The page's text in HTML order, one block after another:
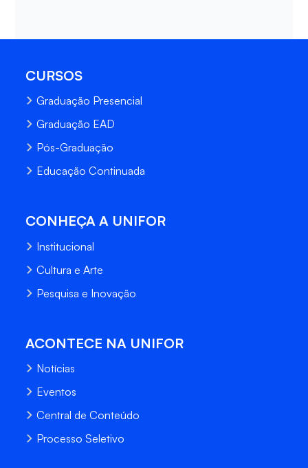
CURSOS
Graduação Presencial
Graduação EAD
Pós-Graduação
Educação Continuada
CONHEÇA A UNIFOR
Institucional
Cultura e Arte
Pesquisa e Inovação
ACONTECE NA UNIFOR
Notícias
Eventos
Central de Conteúdo
Processo Seletivo